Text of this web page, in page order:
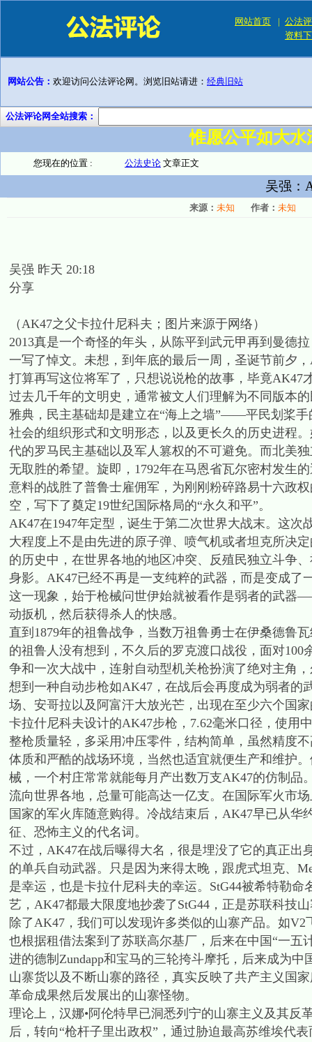
网站首页 | 公法
资料
网站公告： 欢迎访问公法评论网。浏览旧站请进： 经典旧站
公法评论网全站搜索：
惟愿公平如大
您现在的位置 : 公法史论 文章正文
吴强：
来源： 未知 作者： 未知
吴强 昨天 20:18
分享
（AK47之父卡拉什尼科夫；图片来源于网络）
2013真是一个奇怪的年头，从陈平到武元甲再到曼德
一写了悼文。未想，到年底的最后一周，圣诞节前夕
打算再写这位将军了，只想说说枪的故事，毕竟AK47
过去几千年的文明史，通常被文人们理解为不同版本
雅典，民主基础却是建立在“海上之墙”——平民划桨
社会的组织形式和文明形态，以及更长久的历史进程
代的罗马民主基础以及军人篡权的不可避免。而北美
无取胜的希望。旋即，1792年在马恩省瓦尔密村发生
意料的战胜了普鲁士雇佣军，为刚刚粉碎路易十六政
空，写下了奠定19世纪国际格局的“永久和平”。
AK47在1947年定型，诞生于第二次世界大战末。这
大程度上不是由先进的原子弹、喷气机或者坦克所决
的历史中，在世界各地的地区冲突、反殖民独立斗争
身影。AK47已经不再是一支纯粹的武器，而是变成
这一现象，始于枪械问世伊始就被看作是弱者的武器
动扳机，然后获得杀人的快感。
直到1879年的祖鲁战争，当数万祖鲁勇士在伊桑德鲁
的祖鲁人没有想到，不久后的罗克渡口战役，面对
争和一次大战中，连射自动型机关枪扮演了绝对主角
想到一种自动步枪如AK47，在战后会再度成为弱者
场、安哥拉以及阿富汗大放光芒，出现在至少六个国
卡拉什尼科夫设计的AK47步枪，7.62毫米口径，使用
整枪质量轻，多采用冲压零件，结构简单，虽然精度
体质和严酷的战场环境，当然也适宜就便生产和维护
械，一个村庄常常就能每月产出数万支AK47的仿制品
流向世界各地，总量可能高达一亿支。在国际军火市
国家的军火库随意购得。冷战结束后，AK47早已从
征、恐怖主义的代名词。
不过，AK47在战后曝得大名，很是埋没了它的真正
的单兵自动武器。只是因为来得太晚，跟虎式坦克、
是幸运，也是卡拉什尼科夫的幸运。StG44被希特勒
艺，AK47都最大限度地抄袭了StG44，正是苏联科技
除了AK47，我们可以发现许多类似的山寨产品。如
也根据租借法案到了苏联高尔基厂，后来在中国“一
进的德制Zundapp和宝马的三轮挎斗摩托，后来成为
山寨货以及不断山寨的路径，真实反映了共产主义国
革命成果然后发展出的山寨怪物。
理论上，汉娜•阿伦特早已洞悉列宁的山寨主义及其反
后，转向“枪杆子里出政权”，通过胁迫最高苏维埃代